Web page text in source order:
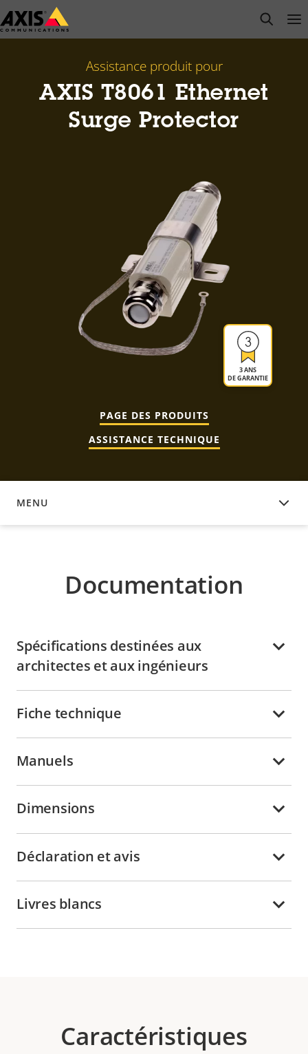
Passer
au
open
Assistance produit pour
AXIS T8061 Ethernet
Surge Protector
3 ANS
DE GARANTIE
PAGE DES PRODUITS
ASSISTANCE TECHNIQUE
MENU
DOCUMENTATION
Documentation
Spécifications destinées aux
architectes et aux ingénieurs
Fiche technique
Manuels
Dimensions
Déclaration et avis
Livres blancs
Caractéristiques